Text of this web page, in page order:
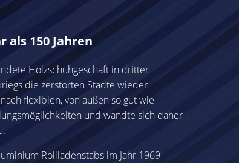
150 Jahren
Holzschuhgeschäft in dritter
die zerstörten Städte wieder
flexiblen, von außen so gut wie
und wandte sich daher
Rollladenstabs im Jahr 1969